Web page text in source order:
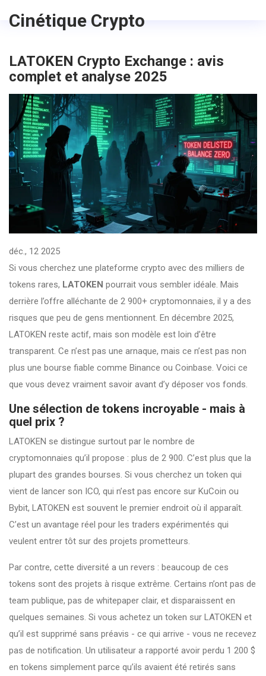
Cinétique Crypto
LATOKEN Crypto Exchange : avis
complet et analyse 2025
déc., 12 2025
Si vous cherchez une plateforme crypto avec des milliers de
tokens rares, LATOKEN pourrait vous sembler idéale. Mais
derrière l’offre alléchante de 2 900+ cryptomonnaies, il y a des
risques que peu de gens mentionnent. En décembre 2025,
LATOKEN reste actif, mais son modèle est loin d’être
transparent. Ce n’est pas une arnaque, mais ce n’est pas non
plus une bourse fiable comme Binance ou Coinbase. Voici ce
que vous devez vraiment savoir avant d’y déposer vos fonds.
Une sélection de tokens incroyable - mais à
quel prix ?
LATOKEN se distingue surtout par le nombre de
cryptomonnaies qu’il propose : plus de 2 900. C’est plus que la
plupart des grandes bourses. Si vous cherchez un token qui
vient de lancer son ICO, qui n’est pas encore sur KuCoin ou
Bybit, LATOKEN est souvent le premier endroit où il apparaît.
C’est un avantage réel pour les traders expérimentés qui
veulent entrer tôt sur des projets prometteurs.
Par contre, cette diversité a un revers : beaucoup de ces
tokens sont des projets à risque extrême. Certains n’ont pas de
team publique, pas de whitepaper clair, et disparaissent en
quelques semaines. Si vous achetez un token sur LATOKEN et
qu’il est supprimé sans préavis - ce qui arrive - vous ne recevez
pas de notification. Un utilisateur a rapporté avoir perdu 1 200 $
en tokens simplement parce qu’ils avaient été retirés sans